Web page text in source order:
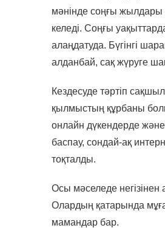
мәнінде соңғы жылдары
келеді. Соңғы
алаңдатуда. Бүгінгі
алданбай, сақ жүруге
Кездесуде тәртіп
қылмыстың құрбаны
онлайн дүкендерде және
баспау, сондай-ақ
тоқталды.
Осы мәселеде
Олардың қатарында
мамандар бар.